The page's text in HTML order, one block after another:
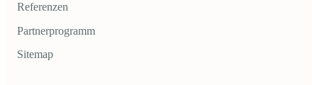
Referenzen
Partnerprogramm
Sitemap